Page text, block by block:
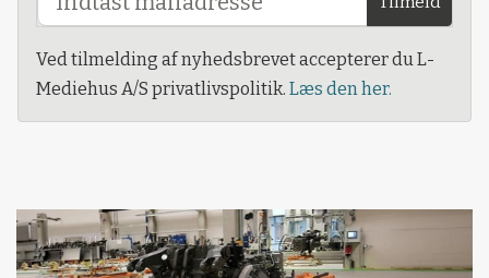
Ved tilmelding af nyhedsbrevet accepterer du L-
Mediehus A/S privatlivspolitik. Læs den her.